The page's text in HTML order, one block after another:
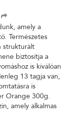
amely a
Természetes
strukturált
biztosítja a
is kiválóan
13 tagja van,
is
Orange 300g.
amely alkalmas